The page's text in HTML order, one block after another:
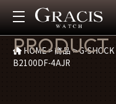
商品紹介
PRODUCT
HOME>商品>G-SHOCK
B2100DF-4AJR